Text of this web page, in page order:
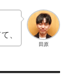
田原
、